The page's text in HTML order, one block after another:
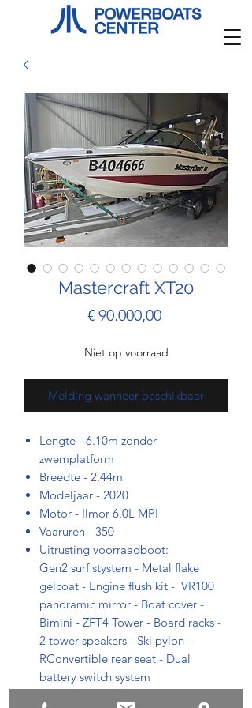
Mastercraft XT20
€ 90.000,00Prijs
Niet op voorraad
Melding wanneer beschikbaar
Lengte - 6.10m zonder
zwemplatform
Breedte - 2.44m
Modeljaar - 2020
Motor - Ilmor 6.0L MPI
Vaaruren - 350
Uitrusting voorraadboot:
Gen2 surf stystem - Metal flake
gelcoat - Engine flush kit - VR100
panoramic mirror - Boat cover -
Bimini - ZFT4 Tower - Board racks -
2 tower speakers - Ski pylon -
RConvertible rear seat - Dual
battery switch system